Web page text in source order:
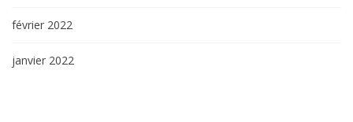
février 2022
janvier 2022